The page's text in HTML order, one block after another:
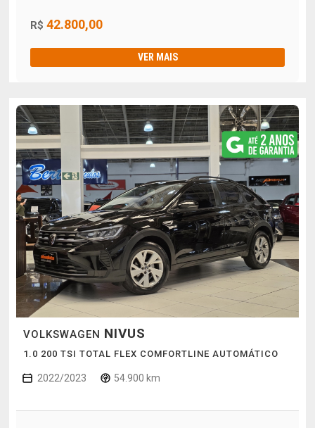
R$ 42.800,00
VER MAIS
VOLKSWAGEN NIVUS
1.0 200 TSI TOTAL FLEX COMFORTLINE AUTOMÁTICO
2022/2023 54.900 km